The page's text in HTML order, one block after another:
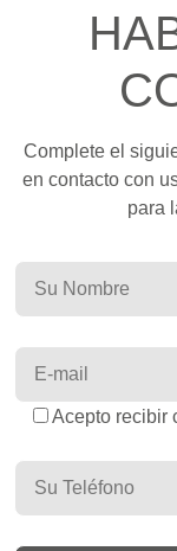
Complete el
en contacto con
para
Acepto recibir